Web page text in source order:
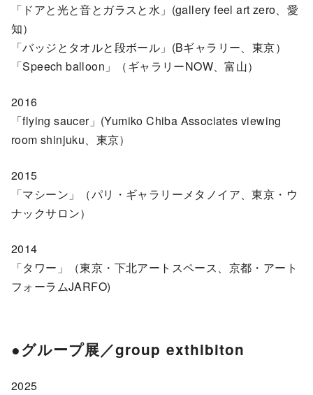
「ドアと光と音とガラスと水」(gallery feel art zero、愛
知）
「バッジとタオルと段ボール」(Bギャラリー、東京）
「Speech balloon」（ギャラリーNOW、富山）
2016
「flying saucer」(Yumiko Chiba Associates viewing
room shinjuku、東京）
2015
「マシーン」（パリ・ギャラリーメタノイア、東京・ウ
ナックサロン）
2014
「タワー」（東京・下北アートスペース、京都・アート
フォーラムJARFO)
●グループ展／group exthibiton
2025